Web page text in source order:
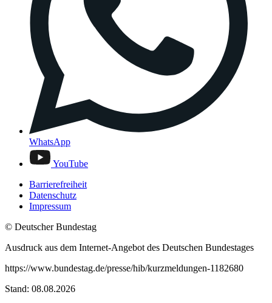
WhatsApp
YouTube
Barrierefreiheit
Datenschutz
Impressum
© Deutscher Bundestag
Ausdruck aus dem Internet-Angebot des Deutschen Bundestages
https://www.bundestag.de/presse/hib/kurzmeldungen-1182680
Stand: 08.08.2026